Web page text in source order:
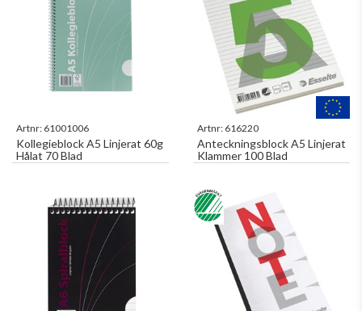
Artnr: 61001006
Kollegieblock A5 Linjerat 60g
Hålat 70 Blad
Artnr: 616220
Anteckningsblock A5 Linjerat
Klammer 100 Blad